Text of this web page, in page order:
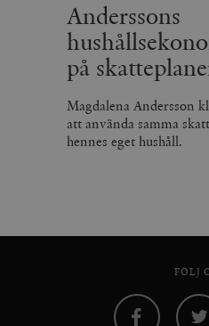
Anderssons
på
Magdalena Andersson
att använda samma
hennes eget hushåll.
FÖLJ